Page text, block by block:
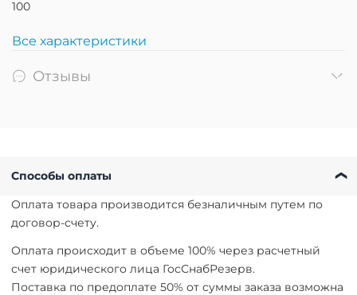
100
Все характеристики
Отзывы
Способы оплаты
Оплата товара производится безналичным путем по
договор-счету.
Оплата происходит в объеме 100% через расчетный
счет юридического лица ГосСнабРезерв.
Поставка по предоплате 50% от суммы заказа возможна